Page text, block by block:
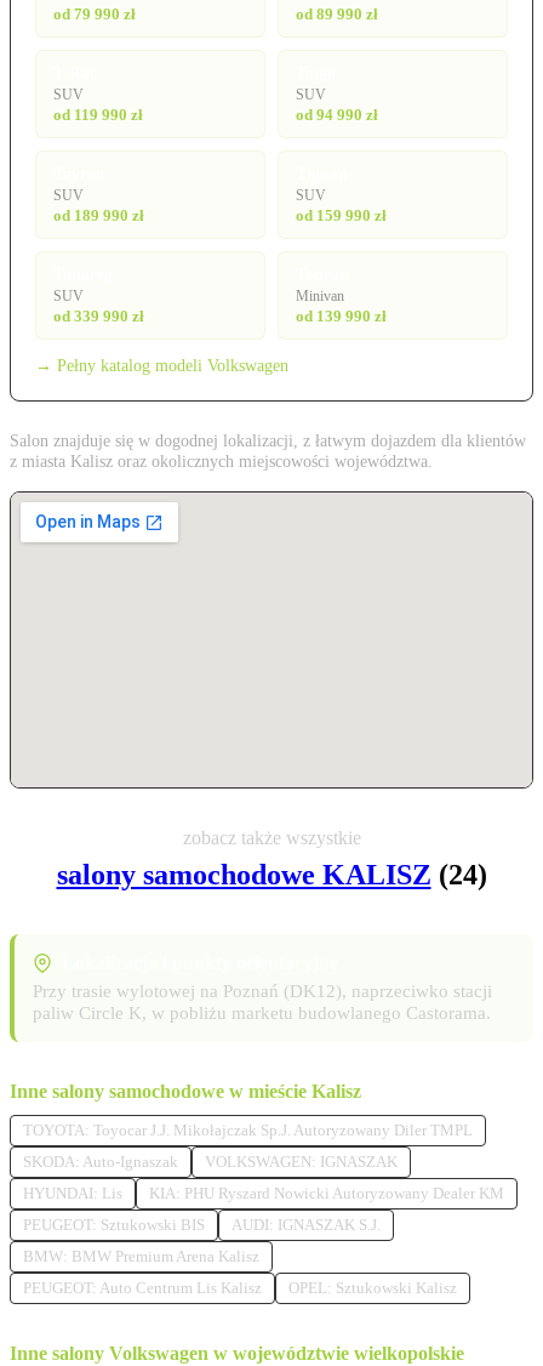
od 79 990 zł od 89 990 zł
SUV
od 119 990 zł
SUV
od 94 990 zł
SUV
od 189 990 zł
SUV
od 159 990 zł
SUV
od 339 990 zł
Minivan
od 139 990 zł
→ Pełny katalog modeli Volkswagen
Salon znajduje się w dogodnej lokalizacji, z łatwym dojazdem dla klientów
z miasta Kalisz oraz okolicznych miejscowości województwa.
zobacz także wszystkie
salony samochodowe KALISZ (24)
Przy trasie wylotowej na Poznań (DK12), naprzeciwko stacji
paliw Circle K, w pobliżu marketu budowlanego Castorama.
Inne salony samochodowe w mieście Kalisz
TOYOTA: Toyocar J.J. Mikołajczak Sp.J. Autoryzowany Diler TMPL
SKODA: Auto-Ignaszak
VOLKSWAGEN: IGNASZAK
HYUNDAI: Lis
KIA: PHU Ryszard Nowicki Autoryzowany Dealer KM
PEUGEOT: Sztukowski BIS
AUDI: IGNASZAK S.J.
BMW: BMW Premium Arena Kalisz
PEUGEOT: Auto Centrum Lis Kalisz
OPEL: Sztukowski Kalisz
Inne salony Volkswagen w województwie wielkopolskie